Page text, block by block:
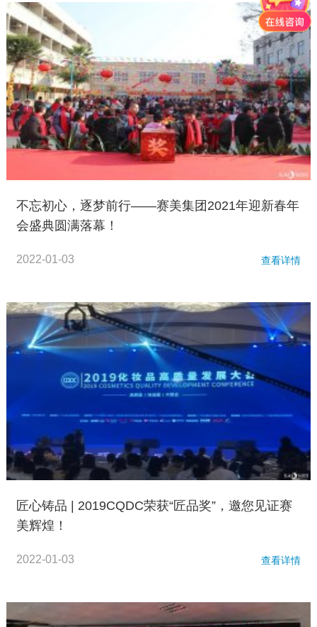
不忘初心，逐梦前行——赛美集团2021年迎新春年
会盛典圆满落幕！
2022-01-03 查看详情
匠心铸品 | 2019CQDC荣获“匠品奖”，邀您见证赛
美辉煌！
2022-01-03 查看详情